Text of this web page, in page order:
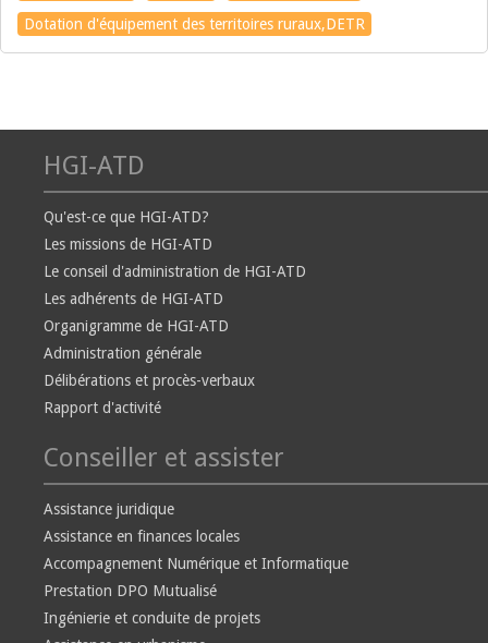
Dotation d'équipement des territoires ruraux,DETR
HGI-ATD
Qu'est-ce que HGI-ATD?
Les missions de HGI-ATD
Le conseil d'administration de HGI-ATD
Les adhérents de HGI-ATD
Organigramme de HGI-ATD
Administration générale
Délibérations et procès-verbaux
Rapport d'activité
Conseiller et assister
Assistance juridique
Assistance en finances locales
Accompagnement Numérique et Informatique
Prestation DPO Mutualisé
Ingénierie et conduite de projets